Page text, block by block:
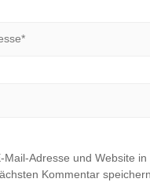
Mail-Adresse und Website
Kommentar speichern.